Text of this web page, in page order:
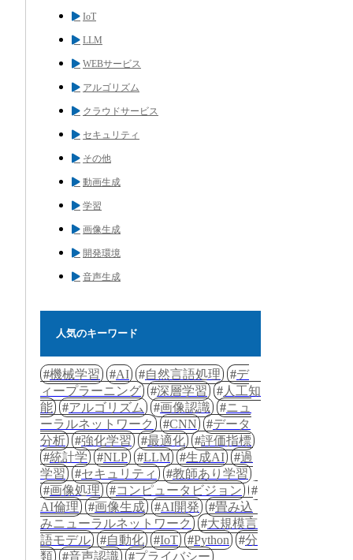
IoT
LLM
WEBサービス
アルゴリズム
クラウドサービス
セキュリティ
その他
動画生成
学習
画像生成
開発環境
音声生成
人気のキーワード
機械学習 AI 自然言語処理
デ
ィープラーニング
深層学習
人工知
能
アルゴリズム 画像認識
ニュ
ーラルネットワーク
CNN
データ
分析
強化学習 最適化
評価指標
統計学
NLP LLM 生成AI
過
学習
セキュリティ
教師あり学習
画像処理
コンピュータビジョン
AI倫理
画像生成 AI開発
畳み込
みニューラルネットワーク
大規模言
語モデル
自動化 IoT Python
分
類
音声認識 プライバシー